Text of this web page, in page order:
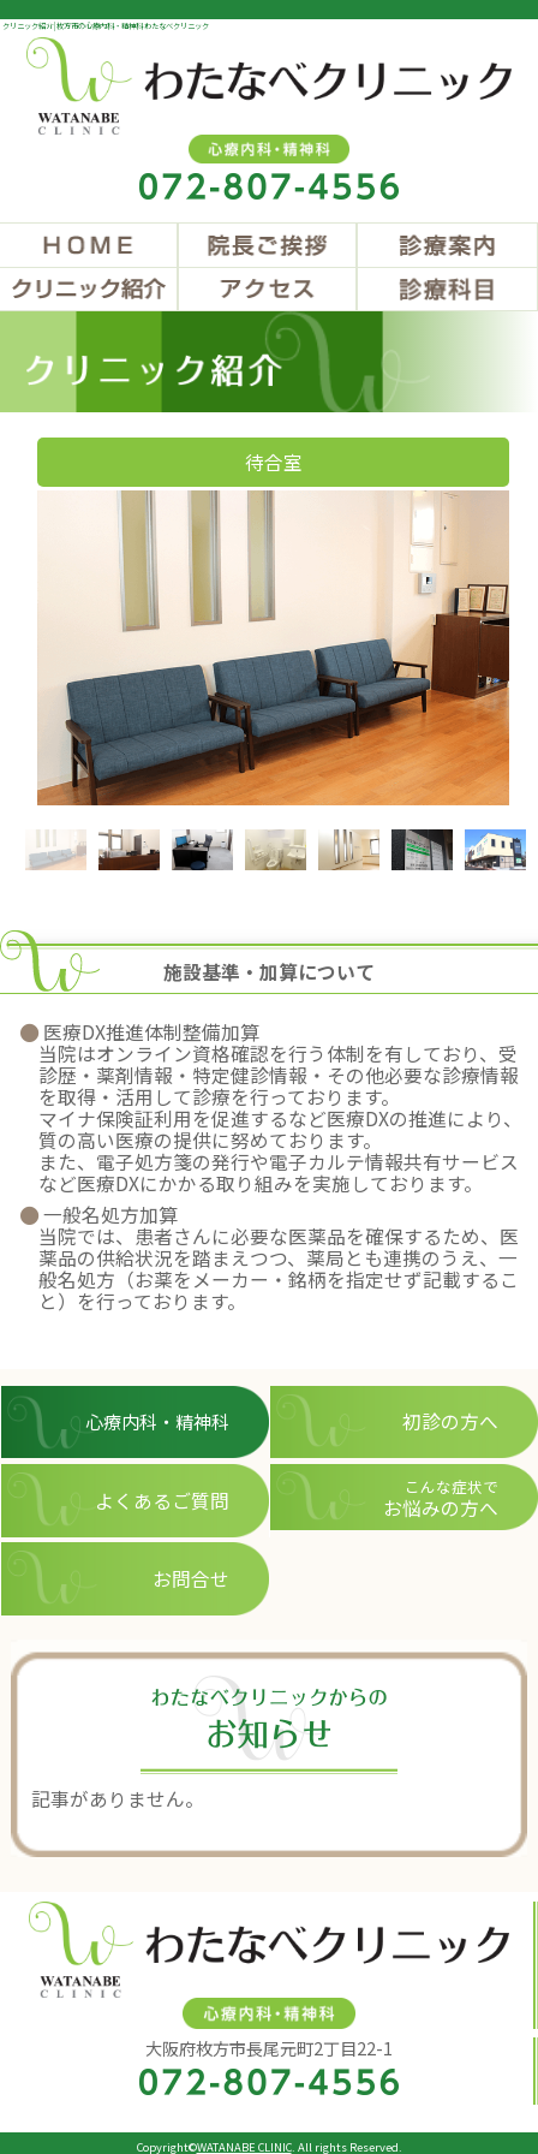
クリニック紹介 | 枚方市の心療内科・精神科 わたなべクリニック
待合室
施設基準・加算について
医療DX推進体制整備加算
当院はオンライン資格確認を行う体制を有しており、受
診歴・薬剤情報・特定健診情報・その他必要な診療情報
を取得・活用して診療を行っております。
マイナ保険証利用を促進するなど医療DXの推進により、
質の高い医療の提供に努めております。
また、電子処方箋の発行や電子カルテ情報共有サービス
など医療DXにかかる取り組みを実施しております。
一般名処方加算
当院では、患者さんに必要な医薬品を確保するため、医
薬品の供給状況を踏まえつつ、薬局とも連携のうえ、一
般名処方（お薬をメーカー・銘柄を指定せず記載するこ
と）を行っております。
心療内科・精神科 初診の方へ
よくあるご質問
こんな症状で
お悩みの方へ
お問合せ
記事がありません。
大阪府枚方市長尾元町2丁目22-1
Copyright©WATANABE CLINIC. All rights Reserved.